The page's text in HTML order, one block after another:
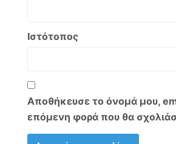
Ιστότοπος
Αποθήκευσε το όνομά μου,
επόμενη φορά που θα